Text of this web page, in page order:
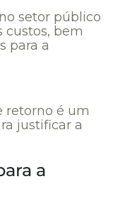
setor público
custos, bem
para a
retorno é um
justificar a
a